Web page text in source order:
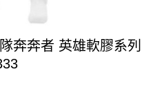
奔奔者 英雄軟膠系列